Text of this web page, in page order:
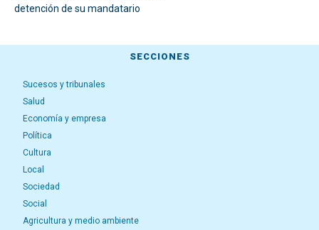
detención de su mandatario
SECCIONES
Sucesos y tribunales
Salud
Economía y empresa
Política
Cultura
Local
Sociedad
Social
Agricultura y medio ambiente